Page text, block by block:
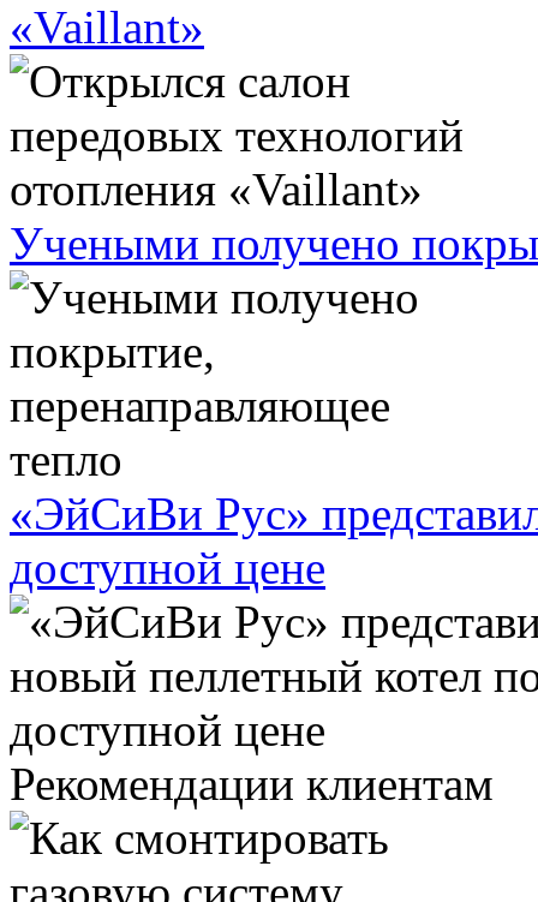
«Vaillant»
Учеными получено
«ЭйСиВи Рус»
доступной цене
Рекомендации клиентам